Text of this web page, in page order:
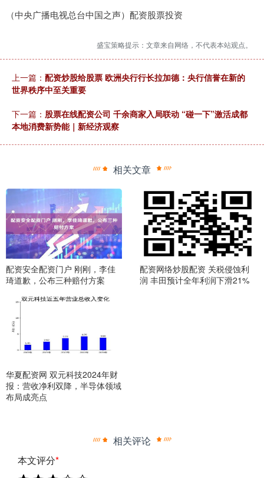
（中央广播电视总台中国之声）配资股票投资
盛宝策略提示：文章来自网络，不代表本站观点。
上一篇： 配资炒股给股票 欧洲央行行长拉加德：央行信誉在新的
世界秩序中至关重要
下一篇： 股票在线配资公司 千余商家入局联动 “碰一下”激活成都
本地消费新势能｜新经济观察
相关文章
配资安全配资门户 刚刚，李佳
琦道歉，公布三种赔付方案
配资网络炒股配资 关税侵蚀利
润 丰田预计全年利润下滑21%
华夏配资网 双元科技2024年财
报：营收净利双降，半导体领域
布局成亮点
相关评论
本文评分*